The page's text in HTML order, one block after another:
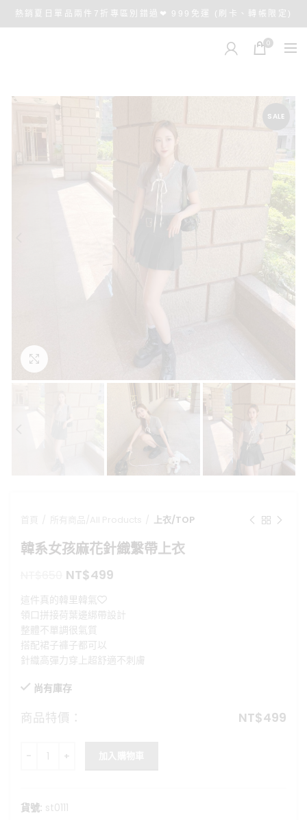
熱銷夏日單品兩件7折專區別錯過❤ 999免運 (刷卡、轉帳限定)
0
SALE
上衣/TOP
韓系女孩麻花針織繫帶上衣
原
價
格：
NT$650。
NT$499
格：
這件真的韓里韓氣❤
領口拼接荷葉邊綁帶設計
整體不單調很氣質
搭配裙子褲子都可以
針織高彈力穿上超舒適不刺膚
尚有庫存
商品特價： NT$499
韓系女孩麻花針織繫帶上衣 數量
貨號: st0111